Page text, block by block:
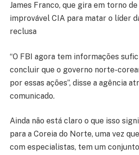
James Franco, que gira em torno
improvável CIA para matar o líder
reclusa
“O FBI agora tem informações
concluir que o governo norte-
por essas ações”, disse a agência
comunicado.
Ainda não está claro o que isso
para a Coreia do Norte, uma vez
com especialistas, tem um